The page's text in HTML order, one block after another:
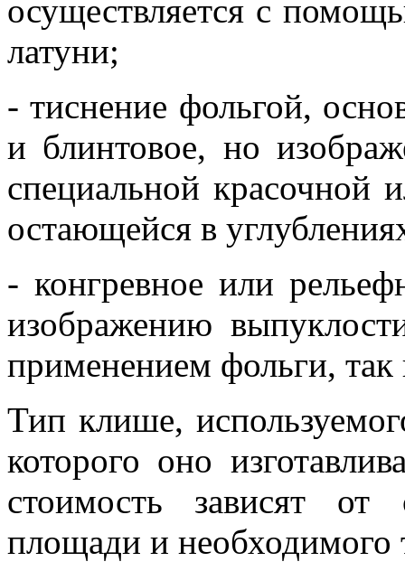
осуществляется с
латуни;
- тиснение фольгой,
и блинтовое, но
специальной красочной
остающейся в
- конгревное или
изображению
применением фольги, так
Тип клише,
которого оно
стоимость зависят от
площади и необходимого